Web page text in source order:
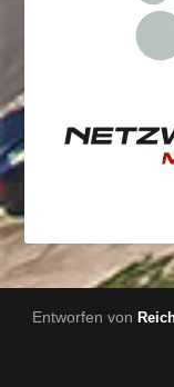
Entworfen von